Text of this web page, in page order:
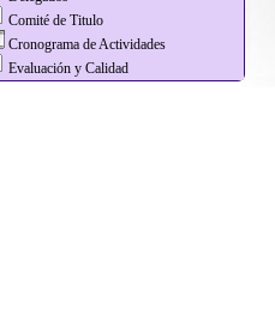
Comité de Titulo
Cronograma de Actividades
Evaluación y Calidad